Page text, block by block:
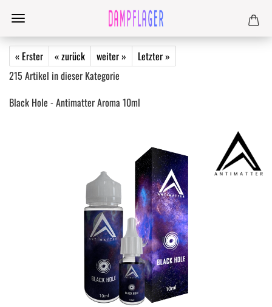
« Erster « zurück weiter »
Letzter »
215 Artikel in dieser Kategorie
Black Hole - Antimatter Aroma 10ml